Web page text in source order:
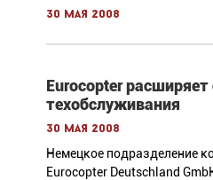
30 мая 2008
Eurocopter расширяет
техобслуживания
30 мая 2008
Немецкое подразделение
Eurocopter Deutschland